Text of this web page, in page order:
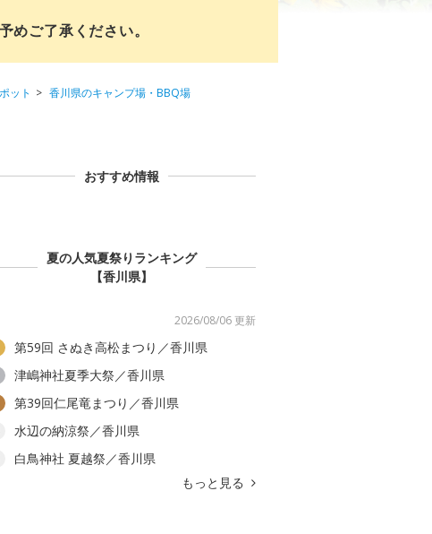
ご了承ください。
ット
香川県のキャンプ場・BBQ場
おすすめ情報
夏の人気夏祭りランキング
【香川県】
2026/08/06 更新
第59回 さぬき高松まつり／香川県
津嶋神社夏季大祭／香川県
第39回仁尾竜まつり／香川県
水辺の納涼祭／香川県
白鳥神社 夏越祭／香川県
もっと見る